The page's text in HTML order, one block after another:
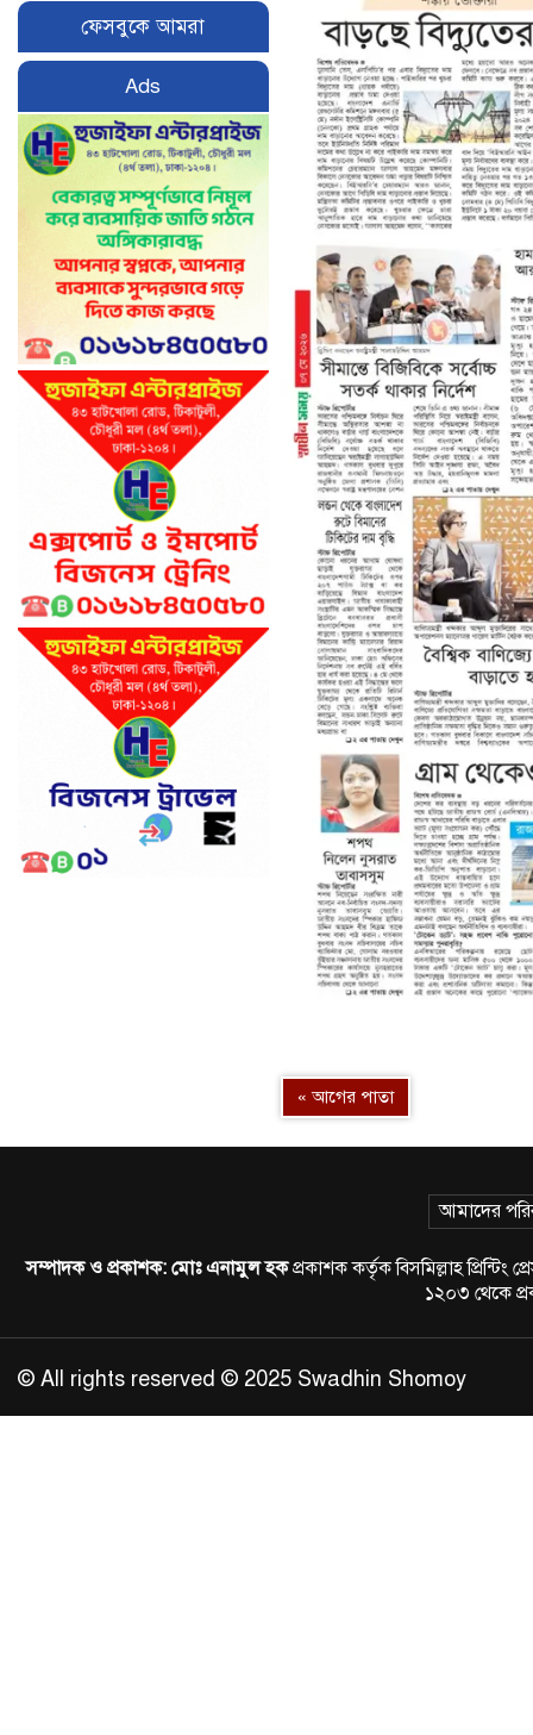
ফেসবুকে আমরা
Ads
« আগের পাতা
আমাদের
সম্পাদক ও প্রকাশক: মোঃ এনামুল হকপ্রকাশক কর্তৃক বিসমিল্লাহ
১২০৩ থেকে
© All rights reserved © 2025 Swadhin Shomoy